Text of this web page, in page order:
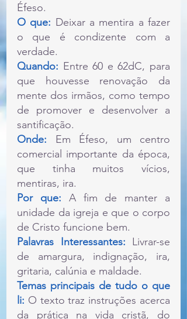
Éfeso.
O que: Deixar a mentira a fazer
o que é condizente com a
verdade.
Quando: Entre 60 e 62dC, para
que houvesse renovação da
mente dos irmãos, como tempo
de promover e desenvolver a
santificação.
Onde: Em Éfeso, um centro
comercial importante da época,
que tinha muitos vícios,
mentiras, ira.
Por que: A fim de manter a
unidade da igreja e que o corpo
de Cristo funcione bem.
Palavras Interessantes: Livrar-se
de amargura, indignação, ira,
gritaria, calúnia e maldade.
Temas principais de tudo o que
li: O texto traz instruções acerca
da prática na vida cristã, do